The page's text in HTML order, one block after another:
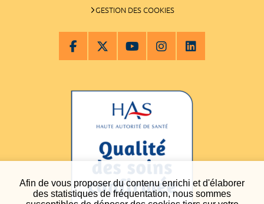
Afin de vous proposer du contenu enrichi et d'élaborer
des statistiques de fréquentation, nous sommes
GESTION DES COOKIES